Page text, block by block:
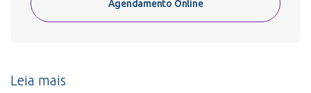
Agendamento Online
Leia mais